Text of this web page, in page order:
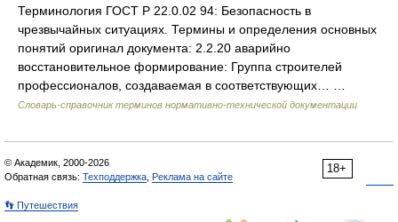
Терминология ГОСТ Р 22.0.02 94: Безопасность в
чрезвычайных ситуациях. Термины и определения основных
понятий оригинал документа: 2.2.20 аварийно
восстановительное формирование: Группа строителей
профессионалов, создаваемая в соответствующих… …
Словарь-справочник терминов нормативно-технической документации
18+
© Академик, 2000-2026
Обратная связь: Техподдержка Реклама на сайте
👣 Путешествия